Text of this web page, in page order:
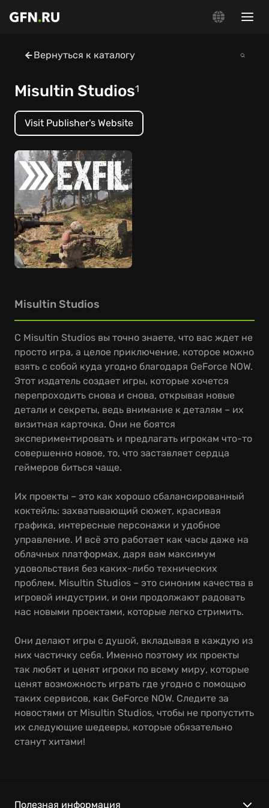
Вернуться к каталогу
Misultin Studios1
Visit Publisher's Website
Misultin Studios
С Misultin Studios вы точно знаете, что вас ждет не
просто игра, а целое приключение, которое можно
взять с собой куда угодно благодаря GeForce NOW.
Этот издатель создает игры, которые хочется
перепроходить снова и снова, открывая новые
детали и секреты, ведь внимание к деталям – их
визитная карточка. Они не боятся
экспериментировать и предлагать игрокам что-то
совершенно новое, то, что заставляет сердца
геймеров биться чаще.
Их проекты – это как хорошо сбалансированный
коктейль: захватывающий сюжет, красивая
графика, интересные персонажи и удобное
управление. И всё это работает как часы даже на
облачных платформах, даря вам максимум
удовольствия без каких-либо технических
проблем. Misultin Studios – это синоним качества в
игровой индустрии, и они продолжают радовать
нас новыми проектами, которые легко стримить.
Они делают игры с душой, вкладывая в каждую из
них частичку себя. Именно поэтому их проекты
так любят и ценят игроки по всему миру, которые
ценят возможность играть где угодно с помощью
таких сервисов, как GeForce NOW. Следите за
новостями от Misultin Studios, чтобы не пропустить
их следующие шедевры, которые обязательно
станут хитами!
Полезная информация